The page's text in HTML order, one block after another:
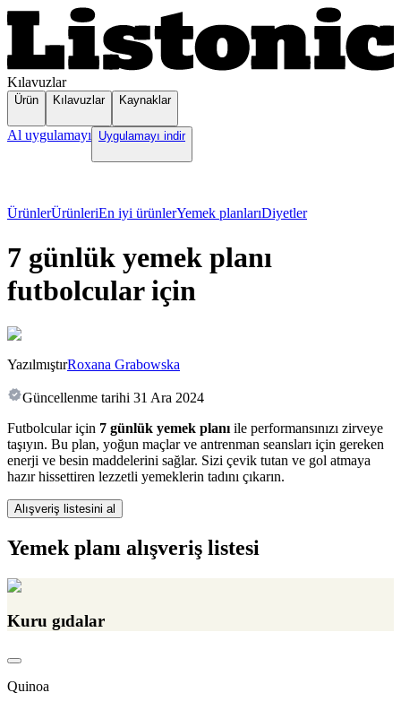
Kılavuzlar
Ürün Kılavuzlar Kaynaklar
Al uygulamayı Uygulamayı indir
ÜrünlerÜrünleriEn iyi ürünlerYemek planlarıDiyetler
7 günlük yemek planı
futbolcular için
YazılmıştırRoxana Grabowska
Güncellenme tarihi 31 Ara 2024
Futbolcular için 7 günlük yemek planı ile performansınızı zirveye
taşıyın. Bu plan, yoğun maçlar ve antrenman seansları için gereken
enerji ve besin maddelerini sağlar. Sizi çevik tutan ve gol atmaya
hazır hissettiren lezzetli yemeklerin tadını çıkarın.
Alışveriş listesini al
Yemek planı alışveriş listesi
Kuru gıdalar
Quinoa